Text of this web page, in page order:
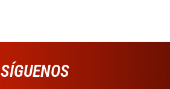
SÍGUENOS